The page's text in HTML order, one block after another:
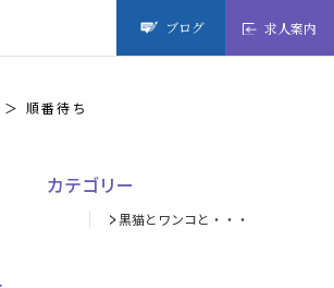
ブログ 求人案内
順番待ち
カテゴリー
黒猫とワンコと・・・